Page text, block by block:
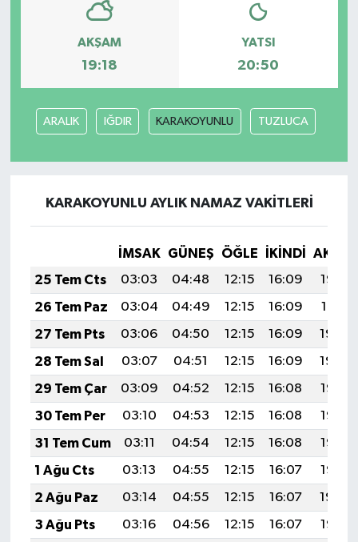
AKŞAM
19:18
YATSI
20:50
ARALIK IĞDIR KARAKOYUNLU TUZLUCA
KARAKOYUNLU AYLIK NAMAZ VAKITLERI
İMSAK GÜNEŞ ÖĞLE İKINDI
25 Tem Cts
03:03 04:48 12:15 16:09
19:32
26 Tem Paz
03:04 04:49 12:15 16:09
19:31
27 Tem Pts
03:06 04:50 12:15 16:09
19:30
28 Tem Sal
03:07 04:51 12:15 16:09
19:29
29 Tem Çar
03:09 04:52 12:15 16:08
19:28
30 Tem Per
03:10 04:53 12:15 16:08
19:27
31 Tem Cum
03:11 04:54 12:15 16:08
19:26
1 Ağu Cts
03:13 04:55 12:15 16:07
19:25
2 Ağu Paz
03:14 04:55 12:15 16:07
19:24
3 Ağu Pts
03:16 04:56 12:15 16:07
19:23